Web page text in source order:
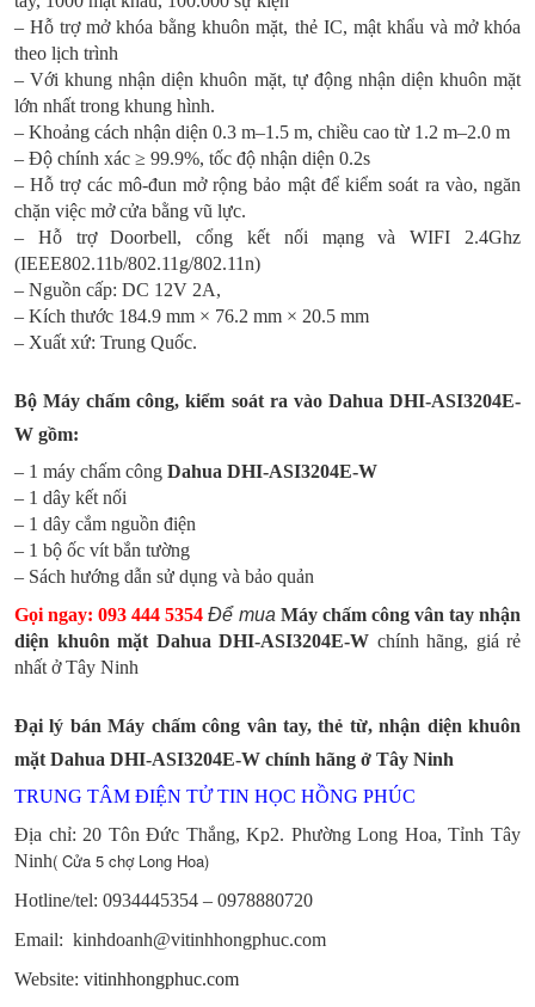
– Hỗ trợ mở khóa bằng khuôn mặt, thẻ IC, mật khẩu và mở khóa
theo lịch trình
– Với khung nhận diện khuôn mặt, tự động nhận diện khuôn mặt
lớn nhất trong khung hình.
– Khoảng cách nhận diện 0.3 m–1.5 m, chiều cao từ 1.2 m–2.0 m
– Độ chính xác ≥ 99.9%, tốc độ nhận diện 0.2s
– Hỗ trợ các mô-đun mở rộng bảo mật để kiểm soát ra vào, ngăn
chặn việc mở cửa bằng vũ lực.
– Hỗ trợ Doorbell, cổng kết nối mạng và WIFI 2.4Ghz
(IEEE802.11b/802.11g/802.11n)
– Nguồn cấp: DC 12V 2A,
– Kích thước 184.9 mm × 76.2 mm × 20.5 mm
– Xuất xứ: Trung Quốc.
Bộ Máy chấm công, kiểm soát ra vào Dahua DHI-ASI3204E-
W gồm:
– 1 máy chấm công Dahua DHI-ASI3204E-W
– 1 dây kết nối
– 1 dây cắm nguồn điện
– 1 bộ ốc vít bắn tường
– Sách hướng dẫn sử dụng và bảo quản
Gọi ngay: 093 444 5354Để mua Máy chấm công vân tay nhận
diện khuôn mặt Dahua DHI-ASI3204E-W chính hãng, giá rẻ
nhất ở Tây Ninh
Đại lý bánMáy chấm công vân tay, thẻ từ, nhận diện khuôn
mặt Dahua DHI-ASI3204E-W chính hãng ở Tây Ninh
TRUNG TÂM ĐIỆN TỬ TIN HỌC HỒNG PHÚC
Địa chỉ: 20 Tôn Đức Thắng, Kp2. Phường Long Hoa, Tỉnh Tây
Ninh( Cửa 5 chợ Long Hoa)
Hotline/tel: 0934445354 – 0978880720
Email: kinhdoanh@vitinhhongphuc.com
Website: vitinhhongphuc.com